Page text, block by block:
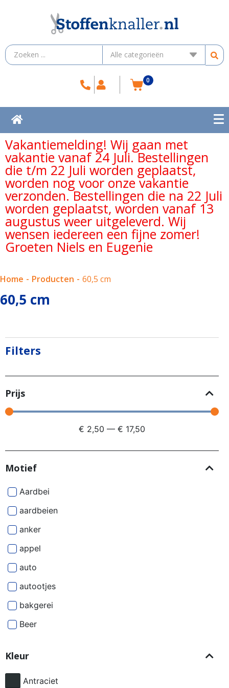
0
Vakantiemelding! Wij gaan met
vakantie vanaf 24 Juli. Bestellingen
die t/m 22 Juli worden geplaatst,
worden nog voor onze vakantie
verzonden. Bestellingen die na 22 Juli
worden geplaatst, worden vanaf 13
augustus weer uitgeleverd. Wij
wensen iedereen een fijne zomer!
Groeten Niels en Eugenie
Home - Producten - 60,5 cm
60,5 cm
Filters
Prijs
€ 2,50 — € 17,50
Motief
Aardbei
aardbeien
anker
appel
auto
autootjes
bakgerei
Beer
besjes
bier
Kleur
Antraciet